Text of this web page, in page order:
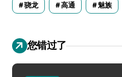
骁龙 高通 魅族
您错过了